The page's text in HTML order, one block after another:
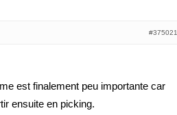
#375021
est finalement peu importante car
ensuite en picking.